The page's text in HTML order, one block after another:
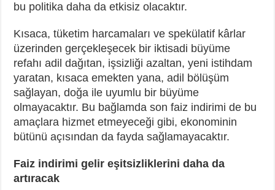
bu politika daha da etkisiz olacaktır.
Kısaca, tüketim harcamaları ve spekülatif kârlar
üzerinden gerçekleşecek bir iktisadi büyüme
refahı adil dağıtan, işsizliği azaltan, yeni istihdam
yaratan, kısaca emekten yana, adil bölüşüm
sağlayan, doğa ile uyumlu bir büyüme
olmayacaktır. Bu bağlamda son faiz indirimi de bu
amaçlara hizmet etmeyeceği gibi, ekonominin
bütünü açısından da fayda sağlamayacaktır.
Faiz indirimi gelir eşitsizliklerini daha da
artıracak